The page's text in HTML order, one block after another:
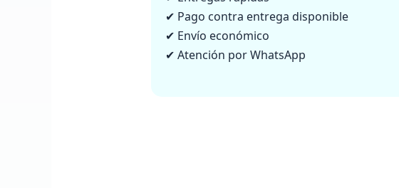
✔ Pago contra entrega disponible
✔ Envío económico
✔ Atención por WhatsApp